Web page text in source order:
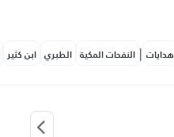
ابن كثير الطبري النفحات المكية | هدايات